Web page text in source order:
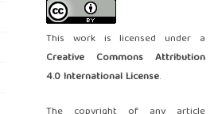
This work is licensed under a
Creative Commons Attribution
4.0 International License.